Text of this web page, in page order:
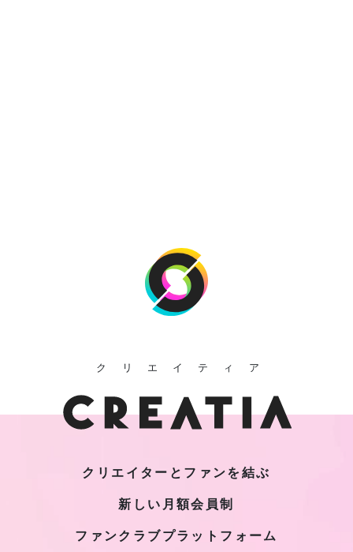
クリエイティア
クリエイターとファンを結ぶ
新しい月額会員制
ファンクラブプラットフォーム